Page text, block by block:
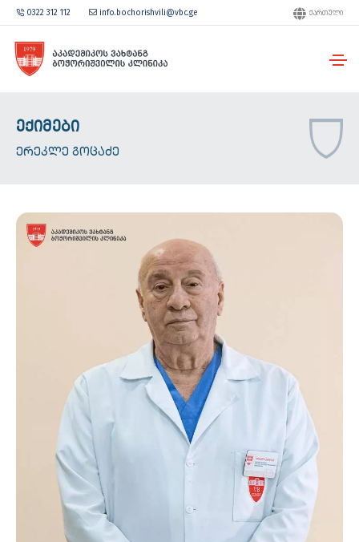
0322 312 112 info.bochorishvili@vbc.ge ᲥᲐᲠᲗᲣᲚᲘ
ᲔᲥᲘᲛᲔᲑᲘ
ᲔᲠᲔᲙᲚᲔ ᲒᲝᲪᲐᲫᲔ